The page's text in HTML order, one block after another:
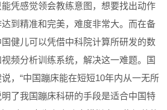
凭感觉领会教练意图，想要找出动作
到精准和完美，难度非常大。而在备
健儿可以凭借中科院计算所研发的数
频分析训练系统，解决这一难题。国
，“中国蹦床能在短短10年内从一无所
了我国蹦床科研的手段是适合中国特